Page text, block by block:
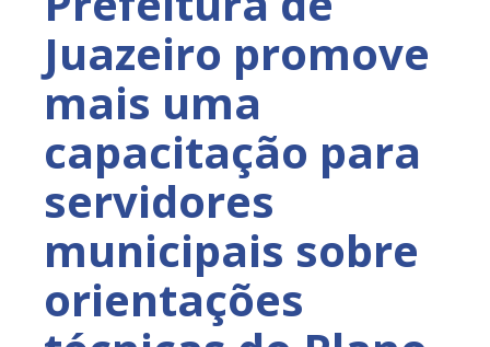
Juazeiro promove
mais uma
capacitação para
servidores
municipais sobre
orientações